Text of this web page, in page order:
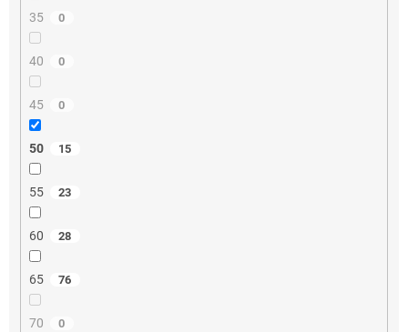
35 0
40 0
45 0
50 15
55 23
60 28
65 76
70 0